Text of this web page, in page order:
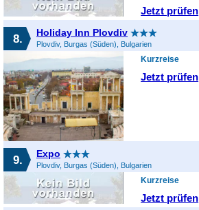
Jetzt prüfen
8. Holiday Inn Plovdiv
Plovdiv, Burgas (Süden), Bulgarien
Kurzreise
Jetzt prüfen
9. Expo
Plovdiv, Burgas (Süden), Bulgarien
Kurzreise
Jetzt prüfen